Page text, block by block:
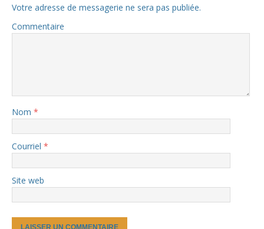
Votre adresse de messagerie ne sera pas publiée.
Commentaire
Nom *
Courriel *
Site web